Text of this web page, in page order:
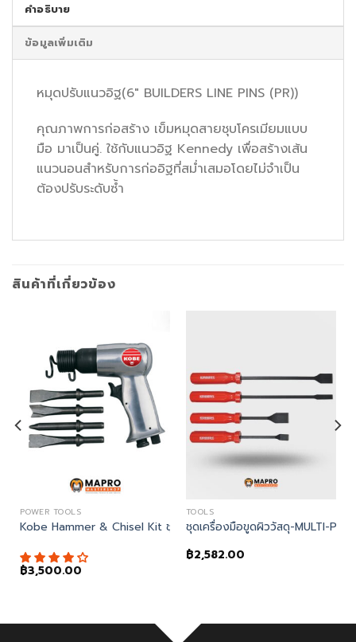
คำอธิบาย
ข้อมูลเพิ่มเติม
หมุดปรับแนวอิฐ(6″ BUILDERS LINE PINS (PR))
คุณภาพการก่อสร้าง เข็มหมุดสายชุบโครเมียมแบบ
มือ มาเป็นคู่. ใช้กับแนวอิฐ Kennedy เพื่อสร้างเส้น
แนวนอนสำหรับการก่ออิฐที่สม่ำเสมอโดยไม่จำเป็น
ต้องปรับระดับซ้ำ
สินค้าที่เกี่ยวข้อง
POWER TOOLS
Kobe Hammer & Chisel Kit ชุดสกัดลม
฿3,500.00
TOOLS
ชุดเครื่องมือขูดผิววัสดุ-MULTI-
฿2,582.00
Drill ปืนลมต่อหัวสว่าน